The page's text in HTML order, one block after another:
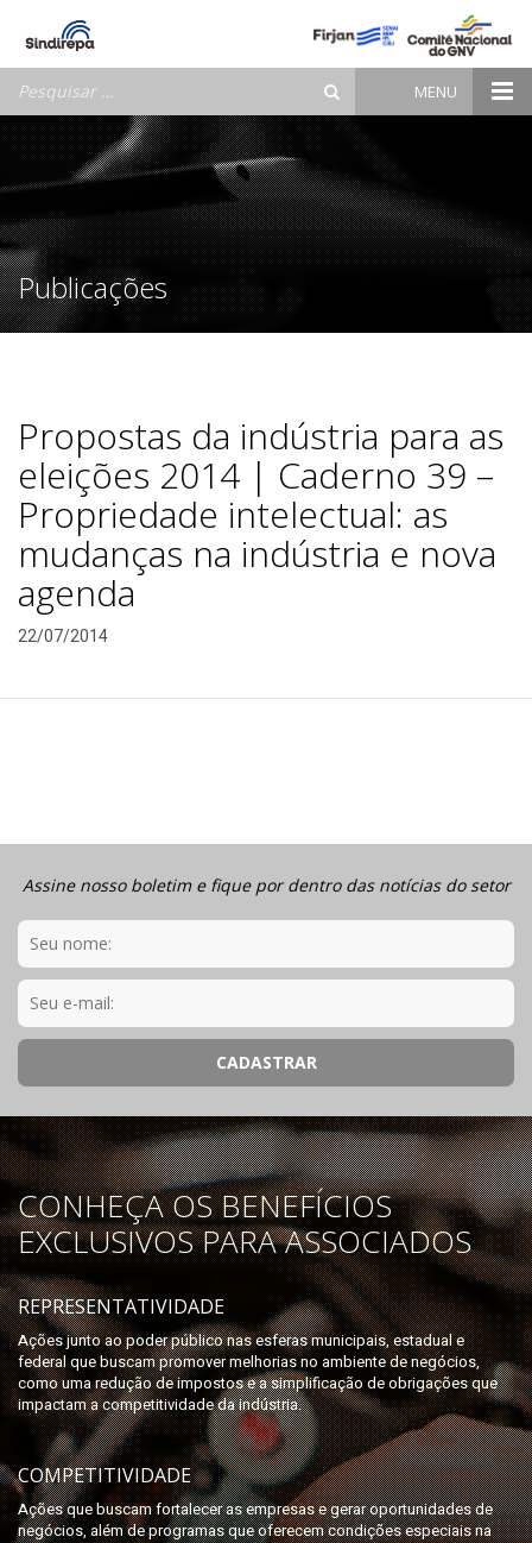
por:
MENU
Publicações
Propostas da indústria para as
eleições 2014 | Caderno 39 –
Propriedade intelectual: as
mudanças na indústria e nova
agenda
22/07/2014
Assine nosso boletim e fique por dentro das notícias do setor
CONHEÇA OS BENEFÍCIOS
EXCLUSIVOS PARA ASSOCIADOS
REPRESENTATIVIDADE
Ações junto ao poder público nas esferas municipais, estadual e
federal que buscam promover melhorias no ambiente de negócios,
como uma redução de impostos e a simplificação de obrigações que
impactam a competitividade da indústria.
COMPETITIVIDADE
Ações que buscam fortalecer as empresas e gerar oportunidades de
negócios, além de programas que oferecem condições especiais na